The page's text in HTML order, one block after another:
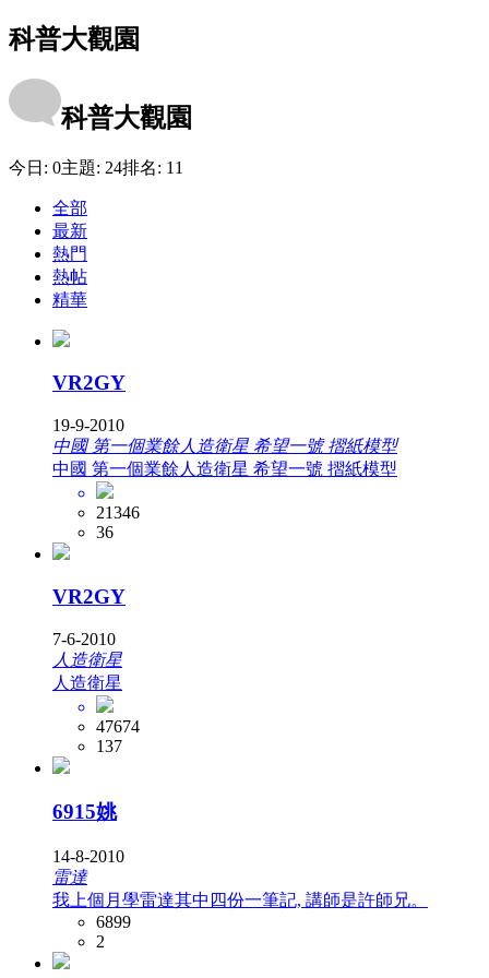
科普大觀園
科普大觀園
今日: 0主題: 24排名: 11
全部
最新
熱門
熱帖
精華
VR2GY
19-9-2010
中國 第一個業餘人造衛星 希望一號 摺紙模型
中國 第一個業餘人造衛星 希望一號 摺紙模型
21346
36
VR2GY
7-6-2010
人造衛星
人造衛星
47674
137
6915姚
14-8-2010
雷達
我上個月學雷達其中四份一筆記, 講師是許師兄。
6899
2